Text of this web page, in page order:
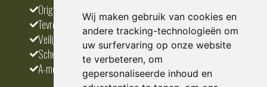
Wij maken gebruik van cookies en
andere tracking-technologieën om
uw surfervaring op onze website
te verbeteren, om
gepersonaliseerde inhoud en
Origineel en divers
Tevreden klanten
Veilig betalen
Scherpste prijs
A-merken